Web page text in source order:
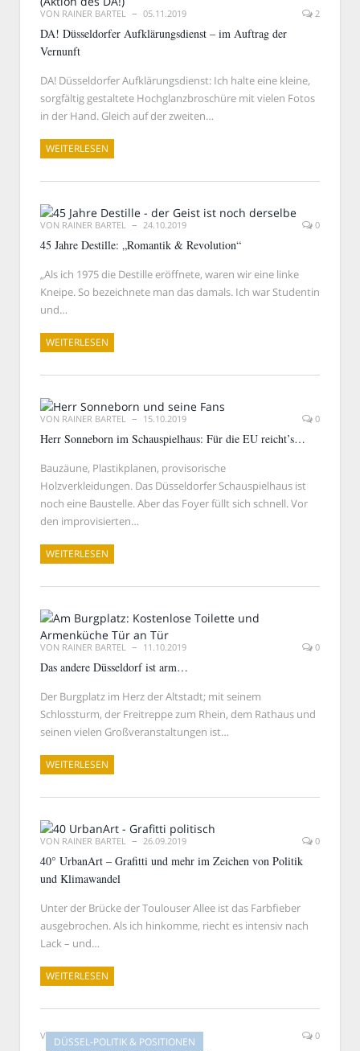
VON RAINER BARTEL 05.11.2019 2
DA! Düsseldorfer Aufklärungsdienst – im Auftrag der
Vernunft
DA! Düsseldorfer Aufklärungsdienst: Ich halte eine kleine,
sorgfältig gestaltete Hochglanzbroschüre mit vielen Fotos
in der Hand. Gleich auf der zweiten…
WEITERLESEN
VON RAINER BARTEL 24.10.2019 0
45 Jahre Destille: „Romantik & Revolution“
„Als ich 1975 die Destille eröffnete, waren wir eine linke
Kneipe. So bezeichnete man das damals. Ich war Studentin
und…
WEITERLESEN
VON RAINER BARTEL 15.10.2019 0
Herr Sonneborn im Schauspielhaus: Für die EU reicht’s…
Bauzäune, Plastikplanen, provisorische
Holzverkleidungen. Das Düsseldorfer Schauspielhaus ist
noch eine Baustelle. Aber das Foyer füllt sich schnell. Vor
den improvisierten…
WEITERLESEN
VON RAINER BARTEL 11.10.2019 0
Das andere Düsseldorf ist arm…
Der Burgplatz im Herz der Altstadt; mit seinem
Schlossturm, der Freitreppe zum Rhein, dem Rathaus und
seinen vielen Großveranstaltungen ist…
WEITERLESEN
VON RAINER BARTEL 26.09.2019 0
40° UrbanArt – Grafitti und mehr im Zeichen von Politik
und Klimawandel
Unter der Brücke der Toulouser Allee ist das Farbfieber
ausgebrochen. Als ich hinkomme, riecht es intensiv nach
Lack – und…
WEITERLESEN
DÜSSEL-POLITIK & POSITIONEN
VONRAINER BARTEL 24.09.2019 0